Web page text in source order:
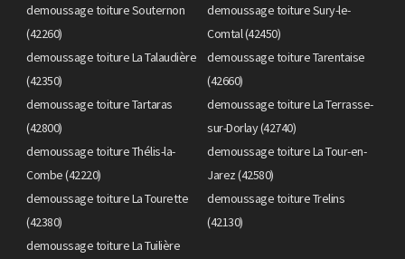
demoussage toiture Souternon
(42260)
demoussage toiture Sury-le-
Comtal (42450)
demoussage toiture La Talaudière
(42350)
demoussage toiture Tarentaise
(42660)
demoussage toiture Tartaras
(42800)
demoussage toiture La Terrasse-
sur-Dorlay (42740)
demoussage toiture Thélis-la-
Combe (42220)
demoussage toiture La Tour-en-
Jarez (42580)
demoussage toiture La Tourette
(42380)
demoussage toiture Trelins
(42130)
demoussage toiture La Tuilière